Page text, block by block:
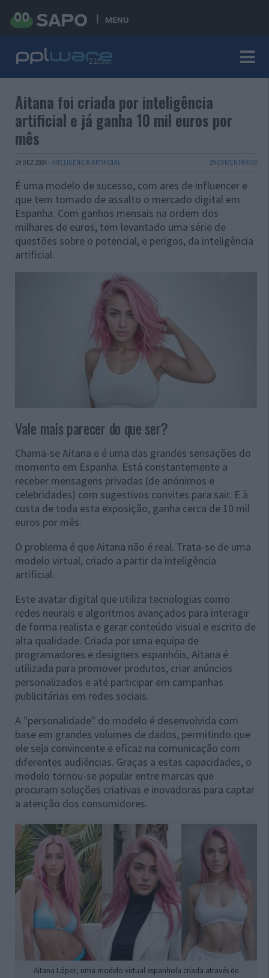
MENU
Aitana foi criada por inteligência
artificial e já ganha 10 mil euros por
mês
29 DEZ 2024 · INTELIGÊNCIA ARTIFICIAL 29 COMENTÁRIOS
É uma modelo de sucesso, com ares de influencer e
que tem tomado de assalto o mercado digital em
Espanha. Com ganhos mensais na ordem dos
milhares de euros, tem levantado uma série de
questões sobre o potencial, e perigos, da inteligência
artificial.
Vale mais parecer do que ser?
Chama-se Aitana e é uma das grandes sensações do
momento em Espanha. Está constantemente a
receber mensagens privadas (de anónimos e
celebridades) com sugestivos convites para sair. E à
custa de toda esta exposição, ganha cerca de 10 mil
euros por mês.
O problema é que Aitana não é real. Trata-se de uma
modelo virtual, criado a partir da inteligência
artificial.
Este avatar digital que utiliza tecnologias como
redes neurais e algoritmos avançados para interagir
de forma realista e gerar conteúdo visual e escrito de
alta qualidade. Criada por uma equipa de
programadores e designers espanhóis, Aitana é
utilizada para promover produtos, criar anúncios
personalizados e até participar em campanhas
publicitárias em redes sociais.
A "personalidade" do modelo é desenvolvida com
base em grandes volumes de dados, permitindo que
ele seja convincente e eficaz na comunicação com
diferentes audiências. Graças a estas capacidades, o
modelo tornou-se popular entre marcas que
procuram soluções criativas e inovadoras para captar
a atenção dos consumidores.
Aitana López, uma modelo virtual espanhola criada através de